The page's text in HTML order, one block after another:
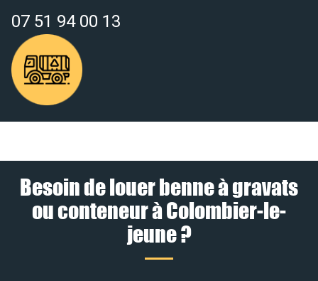
07 51 94 00 13
Besoin de louer benne à gravats
ou conteneur à Colombier-le-
jeune ?